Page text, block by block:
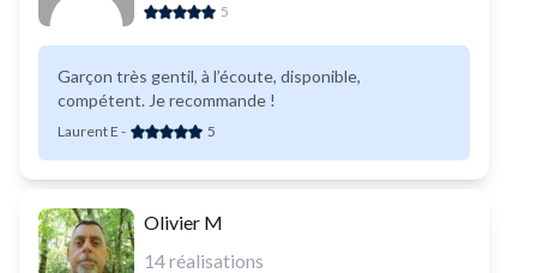
5
Garçon très gentil, à l’écoute, disponible,
compétent. Je recommande !
Laurent E - 5
Olivier M
14réalisations